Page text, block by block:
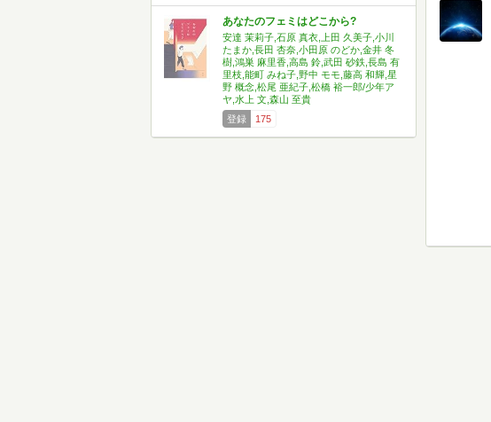
あなたのフェミはどこから?
安達 茉莉子,石原 真衣,上田 久美子,小川
たまか,長田 杏奈,小田原 のどか,金井 冬
樹,鴻巣 麻里香,高島 鈴,武田 砂鉄,長島 有
里枝,能町 みね子,野中 モモ,藤高 和輝,星
野 概念,松尾 亜紀子,松橋 裕一郎/少年ア
ヤ,水上 文,森山 至貴
登録
175